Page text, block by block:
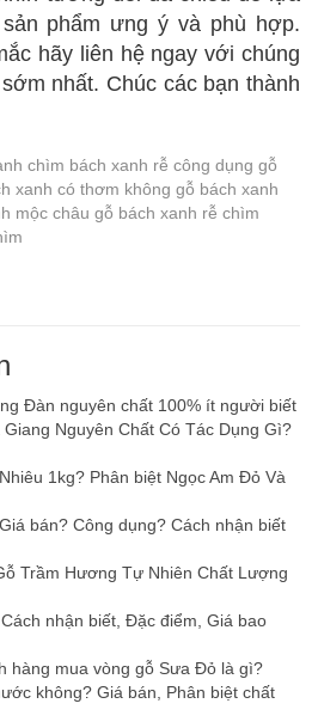
phẩm ưng ý và phù hợp.
hãy liên hệ ngay với chúng
nhất. Chúc các bạn thành
chìm bách xanh rễ công dụng gỗ
xanh có thơm không gỗ bách xanh
mộc châu gỗ bách xanh rễ chìm
Đàn nguyên chất 100% ít người biết
Giang Nguyên Chất Có Tác Dụng Gì?
1kg? Phân biệt Ngọc Am Đỏ Và
bán? Công dụng? Cách nhận biết
Trầm Hương Tự Nhiên Chất Lượng
nhận biết, Đặc điểm, Giá bao
hàng mua vòng gỗ Sưa Đỏ là gì?
không? Giá bán, Phân biệt chất